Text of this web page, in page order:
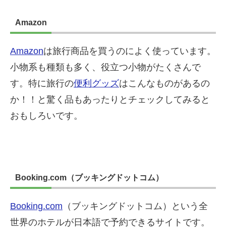
Amazon
Amazonは旅行商品を買うのによく使っています。
小物系も種類も多く、役立つ小物がたくさんで
す。特に旅行の便利グッズはこんなものがあるの
か！！と驚く品もあったりとチェックしてみると
おもしろいです。
Booking.com（ブッキングドットコム）
Booking.com （ブッキングドットコム）という全
世界のホテルが日本語で予約できるサイトです。